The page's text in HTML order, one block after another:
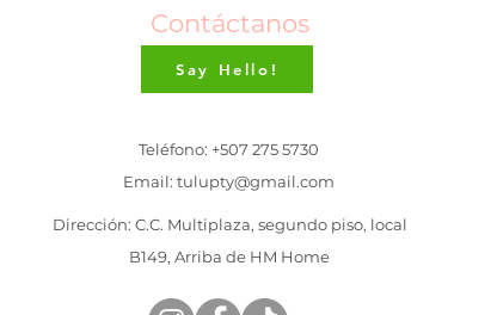
Contáctanos
Say Hello!
Teléfono: +507 275 5730
Email: tulupty@gmail.com
Dirección: C.C. Multiplaza, segundo piso, local
B149, Arriba de HM Home